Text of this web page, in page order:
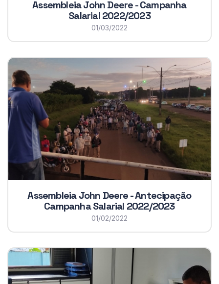
Assembleia John Deere - Campanha
Salarial 2022/2023
01/03/2022
Assembleia John Deere - Antecipação
Campanha Salarial 2022/2023
01/02/2022